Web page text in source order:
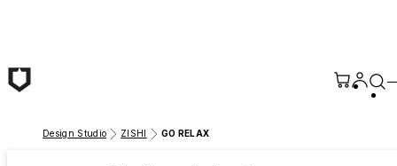
Design Studio ZISHI GO RELAX